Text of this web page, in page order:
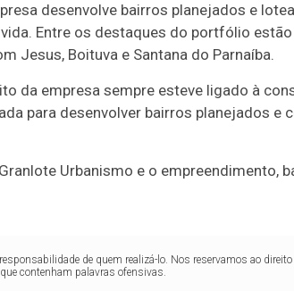
desenvolve bairros planejados e
Entre os destaques do portfólio
Jesus, Boituva e Santana do Parnaíba.
da empresa sempre esteve ligado à
para desenvolver bairros planejados e
Urbanismo e o empreendimento,
de quem realizá-lo. Nos reservamos ao
contenham palavras ofensivas.